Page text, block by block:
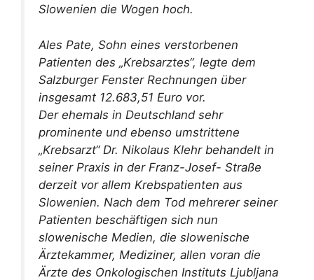
Slowenien die Wogen hoch.
Ales Pate, Sohn eines verstorbenen
Patienten des „Krebsarztes“, legte dem
Salzburger Fenster Rechnungen über
insgesamt 12.683,51 Euro vor.
Der ehemals in Deutschland sehr
prominente und ebenso umstrittene
„Krebsarzt“ Dr. Nikolaus Klehr behandelt in
seiner Praxis in der Franz-Josef- Straße
derzeit vor allem Krebspatienten aus
Slowenien. Nach dem Tod mehrerer seiner
Patienten beschäftigen sich nun
slowenische Medien, die slowenische
Ärztekammer, Mediziner, allen voran die
Ärzte des Onkologischen Instituts Ljubljana